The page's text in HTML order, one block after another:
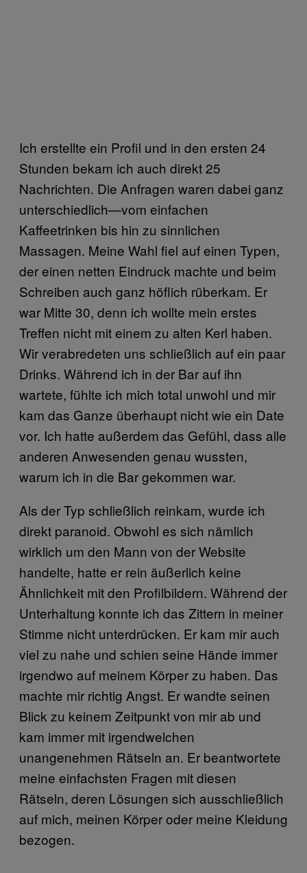
Ich erstellte ein Profil und in den ersten 24
Stunden bekam ich auch direkt 25
Nachrichten. Die Anfragen waren dabei ganz
unterschiedlich—vom einfachen
Kaffeetrinken bis hin zu sinnlichen
Massagen. Meine Wahl fiel auf einen Typen,
der einen netten Eindruck machte und beim
Schreiben auch ganz höflich rüberkam. Er
war Mitte 30, denn ich wollte mein erstes
Treffen nicht mit einem zu alten Kerl haben.
Wir verabredeten uns schließlich auf ein paar
Drinks. Während ich in der Bar auf ihn
wartete, fühlte ich mich total unwohl und mir
kam das Ganze überhaupt nicht wie ein Date
vor. Ich hatte außerdem das Gefühl, dass alle
anderen Anwesenden genau wussten,
warum ich in die Bar gekommen war.
Als der Typ schließlich reinkam, wurde ich
direkt paranoid. Obwohl es sich nämlich
wirklich um den Mann von der Website
handelte, hatte er rein äußerlich keine
Ähnlichkeit mit den Profilbildern. Während der
Unterhaltung konnte ich das Zittern in meiner
Stimme nicht unterdrücken. Er kam mir auch
viel zu nahe und schien seine Hände immer
irgendwo auf meinem Körper zu haben. Das
machte mir richtig Angst. Er wandte seinen
Blick zu keinem Zeitpunkt von mir ab und
kam immer mit irgendwelchen
unangenehmen Rätseln an. Er beantwortete
meine einfachsten Fragen mit diesen
Rätseln, deren Lösungen sich ausschließlich
auf mich, meinen Körper oder meine Kleidung
bezogen.